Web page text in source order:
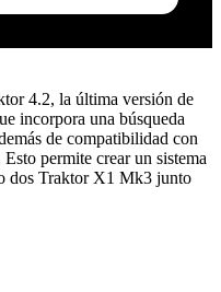
4.2, la última versión de
incorpora una búsqueda
de compatibilidad con
permite crear un sistema
dos Traktor X1 Mk3 junto